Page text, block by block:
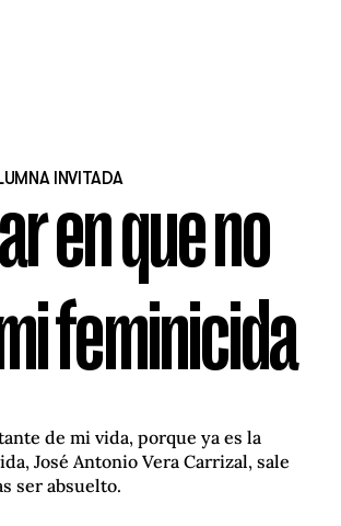
INVITADA
en que no
feminicida
de mi vida, porque ya es la
José Antonio Vera Carrizal, sale
ser absuelto.